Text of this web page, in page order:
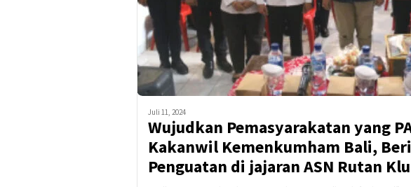
Juli 11, 2024
Wujudkan Pemasyarakatan yang
Kakanwil Kemenkumham Bali,
Penguatan di jajaran ASN Rutan